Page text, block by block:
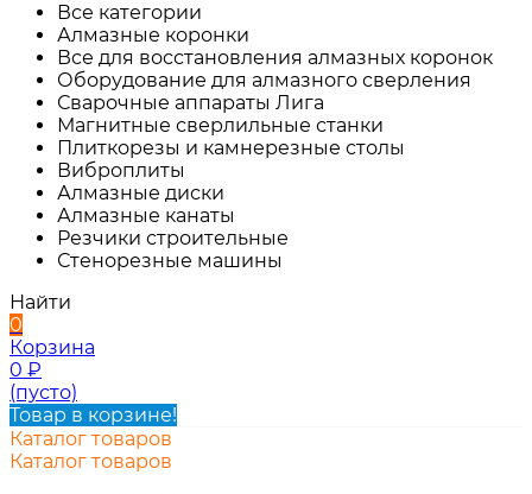
Все категории
Алмазные коронки
Все для восстановления алмазных коронок
Оборудование для алмазного сверления
Сварочные аппараты Лига
Магнитные сверлильные станки
Плиткорезы и камнерезные столы
Виброплиты
Алмазные диски
Алмазные канаты
Резчики строительные
Стенорезные машины
Найти
0
Корзина
0 ₽
(пусто)
Товар в корзине!
Каталог товаров
Каталог товаров